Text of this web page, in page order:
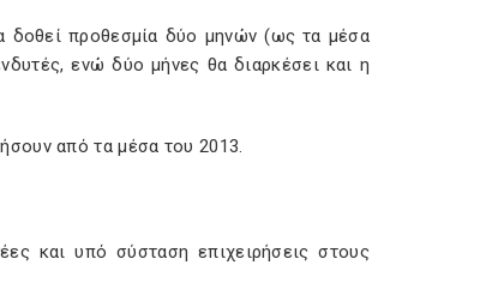
δοθεί προθεσμία δύο μηνών (ως τα μέσα
ενώ δύο μήνες θα διαρκέσει και η
από τα μέσα του 2013.
και υπό σύσταση επιχειρήσεις στους